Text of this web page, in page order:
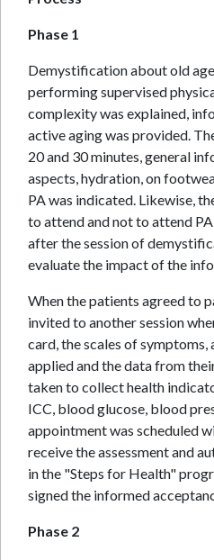
Phase 1
Demystification about old
performing supervised
complexity was explained,
active aging was provided.
20 and 30 minutes, general
aspects, hydration, on
PA was indicated. Likewise,
to attend and not to attend
after the session of
evaluate the impact of the
When the patients agreed to
invited to another session
card, the scales of symptoms,
applied and the data from
taken to collect health
ICC, blood glucose, blood
appointment was scheduled
receive the assessment and
in the "Steps for Health"
signed the informed
Phase 2